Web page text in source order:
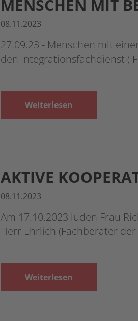
MENSCHEN MIT
08.11.2023
27.09.23 - Menschen mit
den Integrationsfachdienst
Weiterlesen
AKTIVE
08.11.2023
Am 17.10.2023 luden Frau
Herr Ehrlich (Fachberater
Weiterlesen